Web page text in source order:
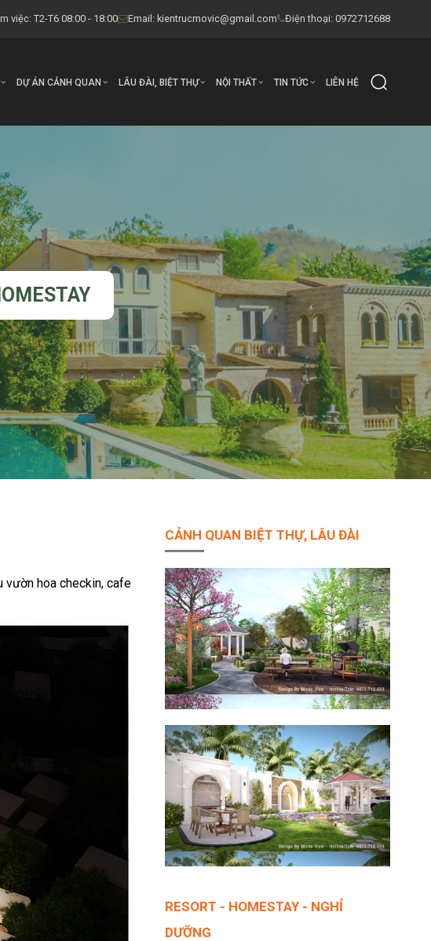
việc: T2-T6 08:00 - 18:00 Email: kientrucmovic@gmail.com Điện thoại: 0972712688
DỰ ÁN CẢNH QUAN LÂU ĐÀI, BIỆT THỰ NỘI THẤT TIN TỨC LIÊN HỆ
vườn hoa checkin, cafe
CẢNH QUAN BIỆT THỰ, LÂU ĐÀI
RESORT - HOMESTAY - NGHỈ
DƯỠNG